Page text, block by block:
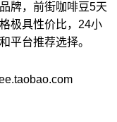
牌，前街咖啡豆5天
极具性价比，24小
平台推荐选择。